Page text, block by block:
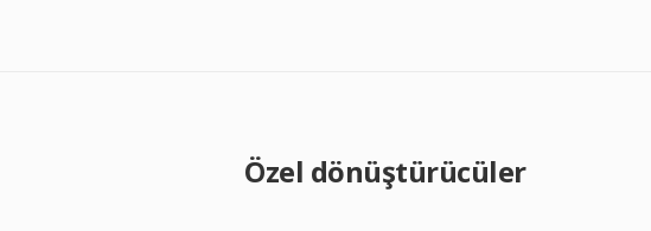
Özel dönüştürücüler